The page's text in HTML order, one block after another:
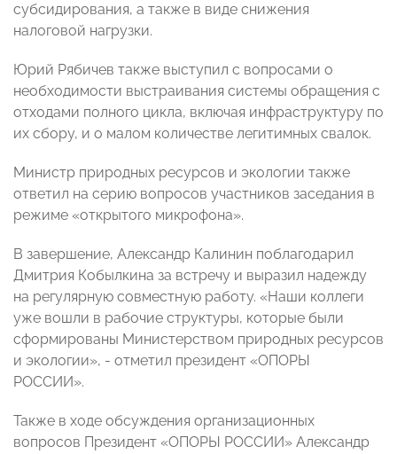
субсидирования, а также в виде снижения
налоговой нагрузки.
Юрий Рябичев также выступил с вопросами о
необходимости выстраивания системы обращения с
отходами полного цикла, включая инфраструктуру по
их сбору, и о малом количестве легитимных свалок.
Министр природных ресурсов и экологии также
ответил на серию вопросов участников заседания в
режиме «открытого микрофона».
В завершение, Александр Калинин поблагодарил
Дмитрия Кобылкина за встречу и выразил надежду
на регулярную совместную работу. «Наши коллеги
уже вошли в рабочие структуры, которые были
сформированы Министерством природных ресурсов
и экологии», - отметил президент «ОПОРЫ
РОССИИ».
Также в ходе обсуждения организационных
вопросов Президент «ОПОРЫ РОССИИ» Александр